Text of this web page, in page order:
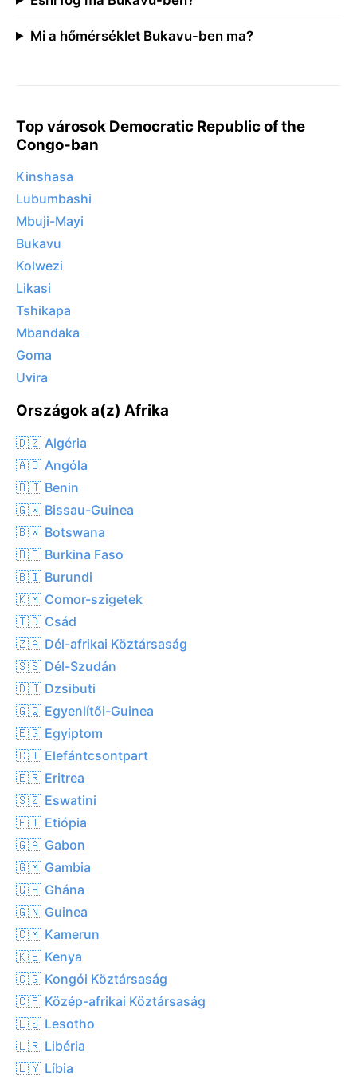
Mi a hőmérséklet Bukavu-ben ma?
Top városok Democratic Republic of the
Congo-ban
Kinshasa
Lubumbashi
Mbuji-Mayi
Bukavu
Kolwezi
Likasi
Tshikapa
Mbandaka
Goma
Uvira
Országok a(z) Afrika
🇩🇿 Algéria
🇦🇴 Angóla
🇧🇯 Benin
🇬🇼 Bissau-Guinea
🇧🇼 Botswana
🇧🇫 Burkina Faso
🇧🇮 Burundi
🇰🇲 Comor-szigetek
🇹🇩 Csád
🇿🇦 Dél-afrikai Köztársaság
🇸🇸 Dél-Szudán
🇩🇯 Dzsibuti
🇬🇶 Egyenlítői-Guinea
🇪🇬 Egyiptom
🇨🇮 Elefántcsontpart
🇪🇷 Eritrea
🇸🇿 Eswatini
🇪🇹 Etiópia
🇬🇦 Gabon
🇬🇲 Gambia
🇬🇭 Ghána
🇬🇳 Guinea
🇨🇲 Kamerun
🇰🇪 Kenya
🇨🇬 Kongói Köztársaság
🇨🇫 Közép-afrikai Köztársaság
🇱🇸 Lesotho
🇱🇷 Libéria
🇱🇾 Líbia